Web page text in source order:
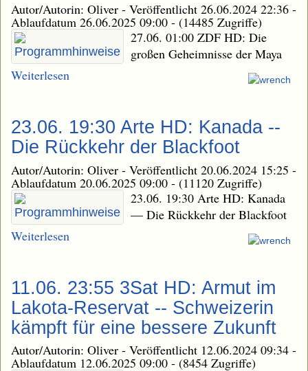
Autor/Autorin: Oliver - Veröffentlicht 26.06.2024 22:36 -
Ablaufdatum 26.06.2025 09:00 - (14485 Zugriffe)
27.06. 01:00 ZDF HD: Die
großen Geheimnisse der Maya
Weiterlesen
23.06. 19:30 Arte HD: Kanada --
Die Rückkehr der Blackfoot
Autor/Autorin: Oliver - Veröffentlicht 20.06.2024 15:25 -
Ablaufdatum 20.06.2025 09:00 - (11120 Zugriffe)
23.06. 19:30 Arte HD: Kanada
— Die Rückkehr der Blackfoot
Weiterlesen
11.06. 23:55 3Sat HD: Armut im
Lakota-Reservat -- Schweizerin
kämpft für eine bessere Zukunft
Autor/Autorin: Oliver - Veröffentlicht 12.06.2024 09:34 -
Ablaufdatum 12.06.2025 09:00 - (8454 Zugriffe)